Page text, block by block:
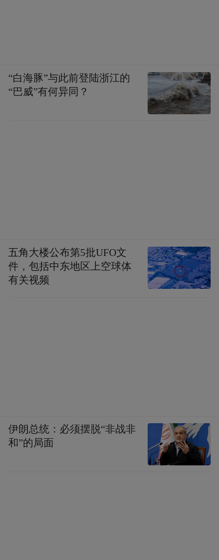
“白海豚”与此前登陆浙江的
“巴威”有何异同？
五角大楼公布第5批UFO文
件，包括中东地区上空球体
有关视频
伊朗总统：必须摆脱“非战非
和”的局面